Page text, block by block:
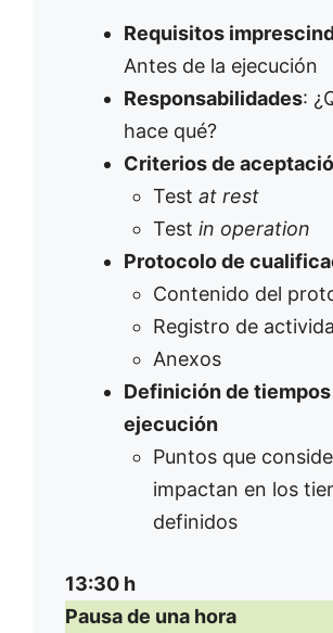
Requisitos
Antes de la ejecución
Responsabilidades:
hace qué?
Criterios de
Test at rest
Test in operation
Protocolo de
Contenido del
Registro de
Anexos
Definición de tiempos
ejecución
Puntos que
impactan en los
definidos
13:30 h
Pausa de una hora